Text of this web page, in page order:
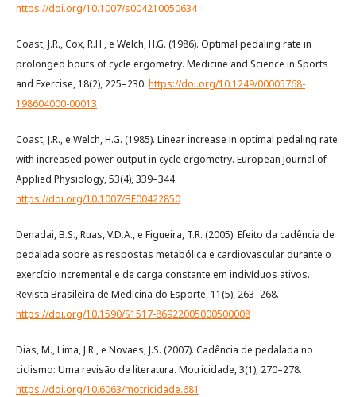
https://doi.org/10.1007/s004210050634
Coast, J.R., Cox, R.H., e Welch, H.G. (1986). Optimal pedaling rate in
prolonged bouts of cycle ergometry. Medicine and Science in Sports
and Exercise, 18(2), 225–230. https://doi.org/10.1249/00005768-
198604000-00013
Coast, J.R., e Welch, H.G. (1985). Linear increase in optimal pedaling rate
with increased power output in cycle ergometry. European Journal of
Applied Physiology, 53(4), 339–344.
https://doi.org/10.1007/BF00422850
Denadai, B.S., Ruas, V.D.A., e Figueira, T.R. (2005). Efeito da cadência de
pedalada sobre as respostas metabólica e cardiovascular durante o
exercício incremental e de carga constante em indivíduos ativos.
Revista Brasileira de Medicina do Esporte, 11(5), 263–268.
https://doi.org/10.1590/S1517-86922005000500008
Dias, M., Lima, J.R., e Novaes, J.S. (2007). Cadência de pedalada no
ciclismo: Uma revisão de literatura. Motricidade, 3(1), 270–278.
https://doi.org/10.6063/motricidade.681